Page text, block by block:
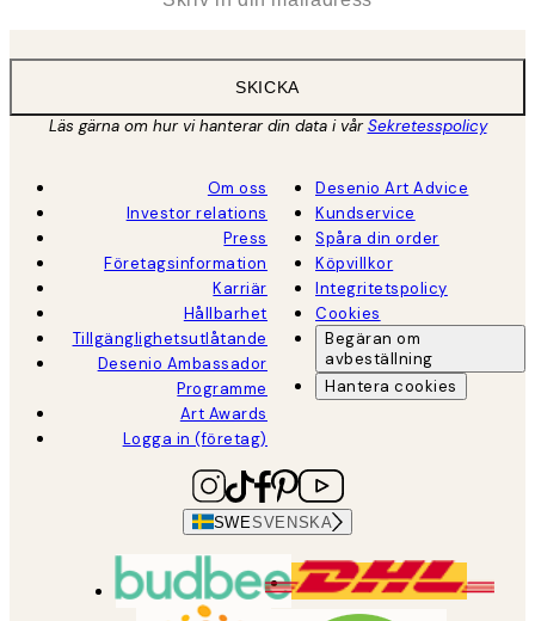
SKICKA
Läs gärna om hur vi hanterar din data i vårSekretesspolicy
Om oss
Investor relations
Press
Företagsinformation
Karriär
Hållbarhet
Tillgänglighetsutlåtande
Desenio Ambassador
Programme
Art Awards
Logga in (företag)
Desenio Art Advice
Kundservice
Spåra din order
Köpvillkor
Integritetspolicy
Cookies
Begäran om
avbeställning
Hantera cookies
SWESVENSKA